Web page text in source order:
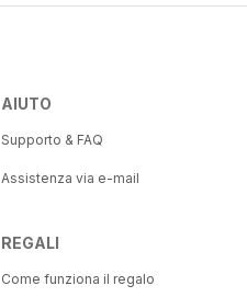
AIUTO
Supporto & FAQ
Assistenza via e-mail
REGALI
Come funziona il regalo